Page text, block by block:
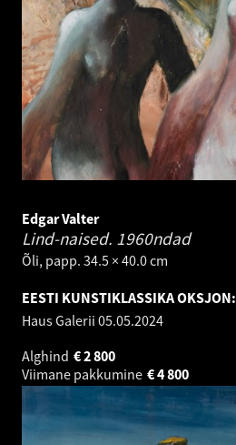
Edgar Valter
Lind-naised. 1960ndad
Õli, papp. 34.5 × 40.0 cm
EESTI KUNSTIKLASSIKA OKSJON:
Haus Galerii 05.05.2024
Alghind
2 800
€
Viimane pakkumine
4 800
€